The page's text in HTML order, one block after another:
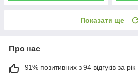
Показати ще
Про нас
91% позитивних з 94 відгуків за рік